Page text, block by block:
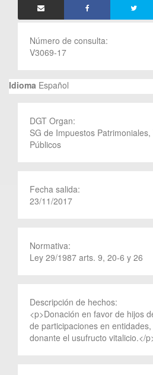
Número de consulta:
V3069-17
Idioma Español
DGT Organ:
SG de Impuestos
Públicos
Fecha salida:
23/11/2017
Normativa:
Ley 29/1987 arts. 9, 20-6 y 26
Descripción de hechos:
<p>Donación en favor de hijos
de participaciones en
donante el usufructo vitalicio.</